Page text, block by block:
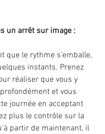
un arrêt sur image :
que le rythme s’emballe,
instants. Prenez
réaliser que vous y
et vous
journée en acceptant
plus le contrôle sur la
partir de maintenant, il